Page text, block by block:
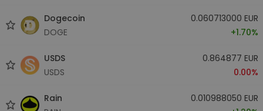
Dogecoin
DOGE
0.060713000 EUR
+1.70%
USDS
USDS
0.864877 EUR
0.00%
Rain
0.010988050 EUR